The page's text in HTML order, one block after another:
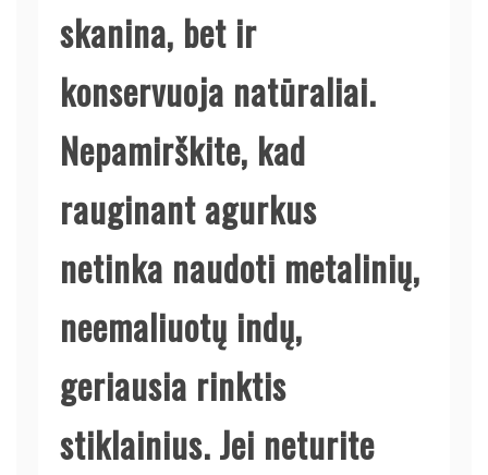
skanina, bet ir
konservuoja natūraliai.
Nepamirškite, kad
rauginant agurkus
netinka naudoti metalinių,
neemaliuotų indų,
geriausia rinktis
stiklainius. Jei neturite